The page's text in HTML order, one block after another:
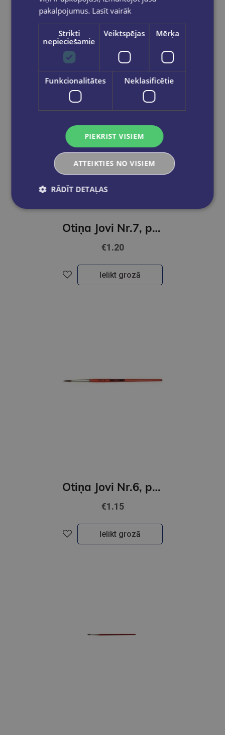
Ielikt grozā
Otiņa Jovi Nr.7, ponija, apaļa
€1.20
Ielikt grozā
Otiņa Jovi Nr.6, ponija, apaļa
€1.15
Ielikt grozā
pakalpojumus. Lasīt vairāk
Strikti
nepieciešamie
Veiktspējas Mērķa
Funkcionalitātes Neklasificētie
PIEKRIST VISIEM
ATTEIKTIES NO VISIEM
RĀDĪT DETAĻAS